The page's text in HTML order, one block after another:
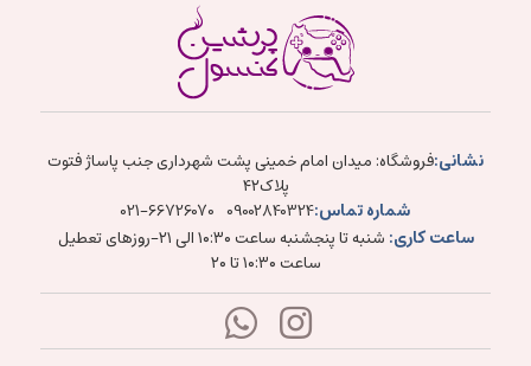
نشانی:فروشگاه: میدان امام خمینی پشت شهرداری جنب پاساژ فتوت
پلاک۴۲
شماره تماس:09002840324
021-66726070
ساعت کاری:
شنبه تا پنجشنبه ساعت ۱۰:۳۰ الی ۲۱-روزهای تعطیل
ساعت ۱۰:۳۰ تا ۲۰